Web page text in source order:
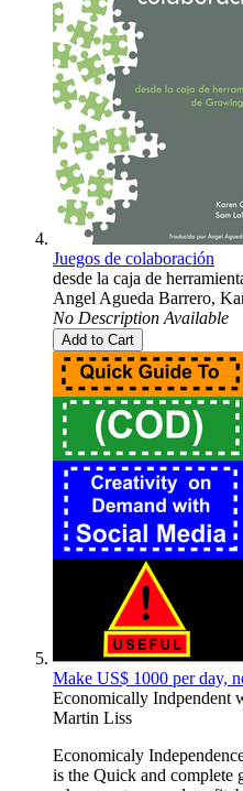
Juegos de colaboración
desde la caja de
Angel Agueda Barrero,
No Description Available
Add to Cart
Make US$ 1000 per day,
Economically Indpendent
Martin Liss
Economicaly
is the Quick and complete